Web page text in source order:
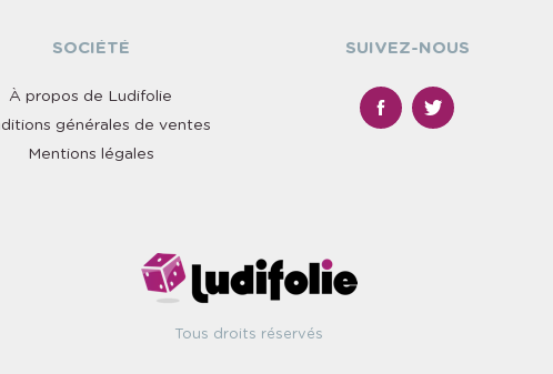
SOCIÉTÉ
À propos de Ludifolie
générales de ventes
Mentions légales
SUIVEZ-NOUS
Tous droits réservés